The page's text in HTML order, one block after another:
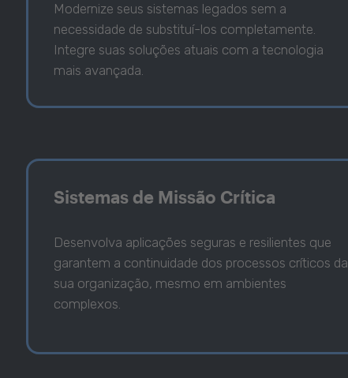
Modernize seus sistemas legados sem a
necessidade de substituí-los completamente.
Integre suas soluções atuais com a tecnologia
mais avançada.
Sistemas de Missão Crítica
Desenvolva aplicações seguras e resilientes que
garantem a continuidade dos processos críticos da
sua organização, mesmo em ambientes
complexos.